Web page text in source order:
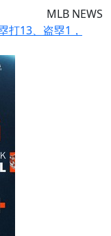
MLB NEWS
打13、盗塁1，